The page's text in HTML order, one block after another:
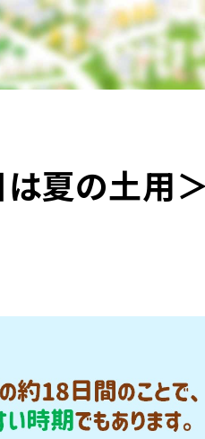
夏の土用